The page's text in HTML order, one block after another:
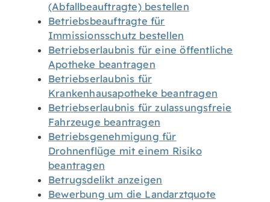
(Abfallbeauftragte) bestellen
Betriebsbeauftragte für
Immissionsschutz bestellen
Betriebserlaubnis für eine öffentliche
Apotheke beantragen
Betriebserlaubnis für
Krankenhausapotheke beantragen
Betriebserlaubnis für zulassungsfreie
Fahrzeuge beantragen
Betriebsgenehmigung für
Drohnenflüge mit einem Risiko
beantragen
Betrugsdelikt anzeigen
Bewerbung um die Landarztquote